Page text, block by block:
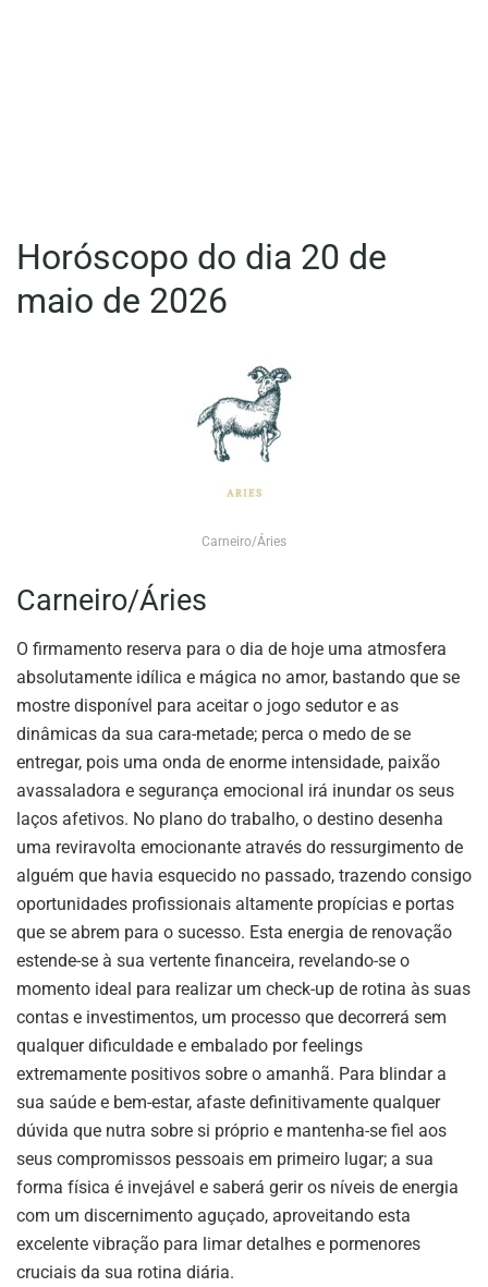
Horóscopo do dia 20 de
maio de 2026
Carneiro/Áries
Carneiro/Áries
O firmamento reserva para o dia de hoje uma atmosfera
absolutamente idílica e mágica no amor, bastando que se
mostre disponível para aceitar o jogo sedutor e as
dinâmicas da sua cara-metade; perca o medo de se
entregar, pois uma onda de enorme intensidade, paixão
avassaladora e segurança emocional irá inundar os seus
laços afetivos. No plano do trabalho, o destino desenha
uma reviravolta emocionante através do ressurgimento de
alguém que havia esquecido no passado, trazendo consigo
oportunidades profissionais altamente propícias e portas
que se abrem para o sucesso. Esta energia de renovação
estende-se à sua vertente financeira, revelando-se o
momento ideal para realizar um check-up de rotina às suas
contas e investimentos, um processo que decorrerá sem
qualquer dificuldade e embalado por feelings
extremamente positivos sobre o amanhã. Para blindar a
sua saúde e bem-estar, afaste definitivamente qualquer
dúvida que nutra sobre si próprio e mantenha-se fiel aos
seus compromissos pessoais em primeiro lugar; a sua
forma física é invejável e saberá gerir os níveis de energia
com um discernimento aguçado, aproveitando esta
excelente vibração para limar detalhes e pormenores
cruciais da sua rotina diária.